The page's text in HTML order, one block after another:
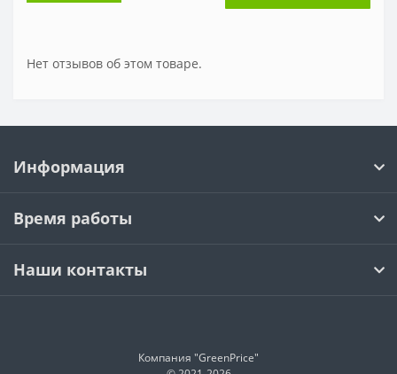
Нет отзывов об этом товаре.
Информация
Время работы
Наши контакты
Компания "GreenPrice"